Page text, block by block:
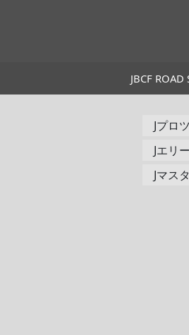
JBCF ROAD
Jプロ
Jエリ
Jマス